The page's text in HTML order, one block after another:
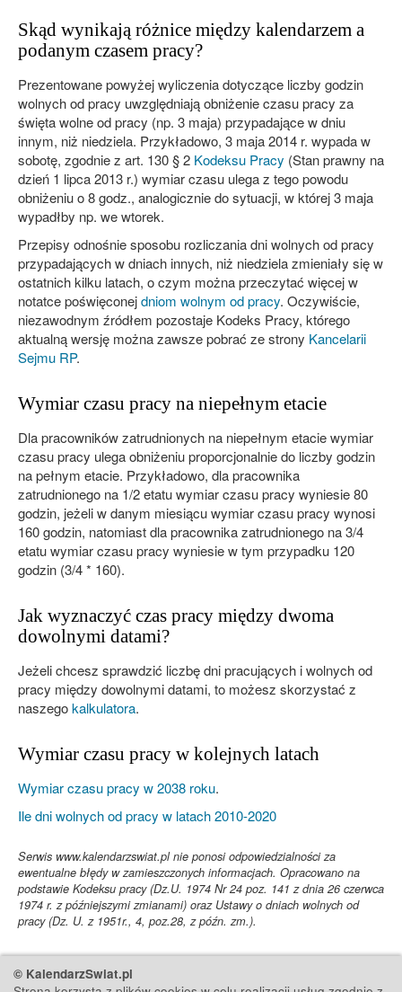
Skąd wynikają różnice między kalendarzem a
podanym czasem pracy?
Prezentowane powyżej wyliczenia dotyczące liczby godzin
wolnych od pracy uwzględniają obniżenie czasu pracy za
święta wolne od pracy (np. 3 maja) przypadające w dniu
innym, niż niedziela. Przykładowo, 3 maja 2014 r. wypada w
sobotę, zgodnie z art. 130 § 2 Kodeksu Pracy (Stan prawny na
dzień 1 lipca 2013 r.) wymiar czasu ulega z tego powodu
obniżeniu o 8 godz., analogicznie do sytuacji, w której 3 maja
wypadłby np. we wtorek.
Przepisy odnośnie sposobu rozliczania dni wolnych od pracy
przypadających w dniach innych, niż niedziela zmieniały się w
ostatnich kilku latach, o czym można przeczytać więcej w
notatce poświęconejdniom wolnym od pracy. Oczywiście,
niezawodnym źródłem pozostaje Kodeks Pracy, którego
aktualną wersję można zawsze pobrać ze strony Kancelarii
Sejmu RP.
Wymiar czasu pracy na niepełnym etacie
Dla pracowników zatrudnionych na niepełnym etacie wymiar
czasu pracy ulega obniżeniu proporcjonalnie do liczby godzin
na pełnym etacie. Przykładowo, dla pracownika
zatrudnionego na 1/2 etatu wymiar czasu pracy wyniesie 80
godzin, jeżeli w danym miesiącu wymiar czasu pracy wynosi
160 godzin, natomiast dla pracownika zatrudnionego na 3/4
etatu wymiar czasu pracy wyniesie w tym przypadku 120
godzin (3/4 * 160).
Jak wyznaczyć czas pracy między dwoma
dowolnymi datami?
Jeżeli chcesz sprawdzić liczbę dni pracujących i wolnych od
pracy między dowolnymi datami, to możesz skorzystać z
naszegokalkulatora.
Wymiar czasu pracy w kolejnych latach
Wymiar czasu pracy w 2038 roku.
Ile dni wolnych od pracy w latach 2010-2020
Serwis www.kalendarzswiat.pl nie ponosi odpowiedzialności za
ewentualne błędy w zamieszczonych informacjach. Opracowano na
podstawie Kodeksu pracy (Dz.U. 1974 Nr 24 poz. 141 z dnia 26 czerwca
1974 r. z późniejszymi zmianami) oraz Ustawy o dniach wolnych od
pracy (Dz. U. z 1951r., 4, poz.28, z późn. zm.).
© KalendarzSwiat.pl